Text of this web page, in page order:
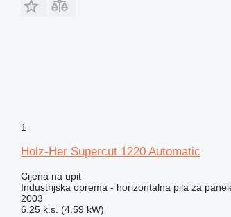
1
Holz-Her Supercut 1220 Automatic
Cijena na upit
Industrijska oprema - horizontalna pila za
2003
6.25 k.s. (4.59 kW)